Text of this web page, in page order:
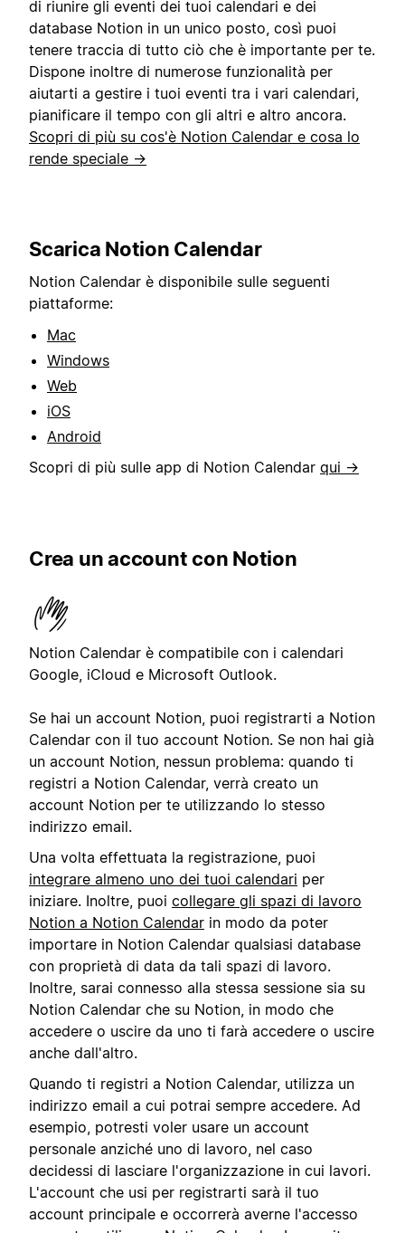
di riunire gli eventi dei tuoi calendari e dei
database Notion in un unico posto, così puoi
tenere traccia di tutto ciò che è importante per te.
Dispone inoltre di numerose funzionalità per
aiutarti a gestire i tuoi eventi tra i vari calendari,
pianificare il tempo con gli altri e altro ancora.
Scopri di più su cos'è Notion Calendar e cosa lo
rende speciale →
Scarica Notion Calendar
Notion Calendar è disponibile sulle seguenti
piattaforme:
Mac
Windows
Web
iOS
Android
Scopri di più sulle app di Notion Calendar qui →
Crea un account con Notion
Notion Calendar è compatibile con i calendari
Google, iCloud e Microsoft Outlook.
Se hai un account Notion, puoi registrarti a Notion
Calendar con il tuo account Notion. Se non hai già
un account Notion, nessun problema: quando ti
registri a Notion Calendar, verrà creato un
account Notion per te utilizzando lo stesso
indirizzo email.
Una volta effettuata la registrazione, puoi
integrare almeno uno dei tuoi calendari per
iniziare. Inoltre, puoi collegare gli spazi di lavoro
Notion a Notion Calendar in modo da poter
importare in Notion Calendar qualsiasi database
con proprietà di data da tali spazi di lavoro.
Inoltre, sarai connesso alla stessa sessione sia su
Notion Calendar che su Notion, in modo che
accedere o uscire da uno ti farà accedere o uscire
anche dall'altro.
Quando ti registri a Notion Calendar, utilizza un
indirizzo email a cui potrai sempre accedere. Ad
esempio, potresti voler usare un account
personale anziché uno di lavoro, nel caso
decidessi di lasciare l'organizzazione in cui lavori.
L'account che usi per registrarti sarà il tuo
account principale e occorrerà averne l'accesso